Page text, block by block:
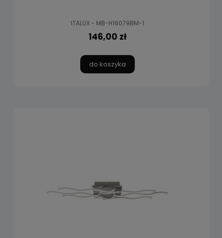
ITALUX - MB-H16079BM-1
146,00 zł
do koszyka